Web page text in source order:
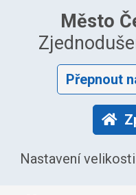
Město
Přepnout
Nastavení